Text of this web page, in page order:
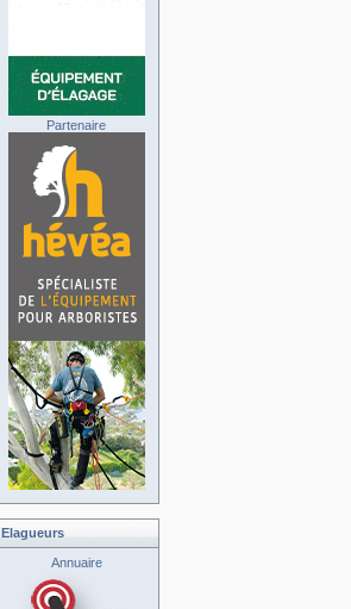
Partenaire
Elagueurs
Annuaire